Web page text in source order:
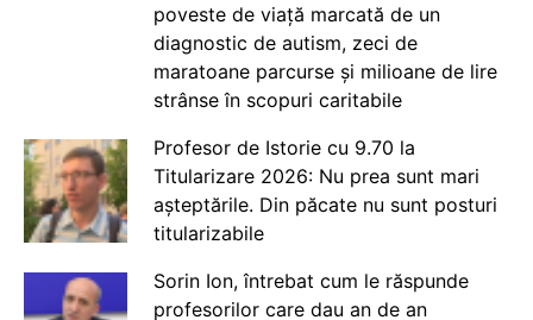
poveste de viață marcată de un
diagnostic de autism, zeci de
maratoane parcurse și milioane de lire
strânse în scopuri caritabile
Profesor de Istorie cu 9.70 la
Titularizare 2026: Nu prea sunt mari
așteptările. Din păcate nu sunt posturi
titularizabile
Sorin Ion, întrebat cum le răspunde
profesorilor care dau an de an